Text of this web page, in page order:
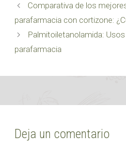
Comparativa de los
parafarmacia con cortizone:
Palmitoiletanolamida:
parafarmacia
Deja un comentario